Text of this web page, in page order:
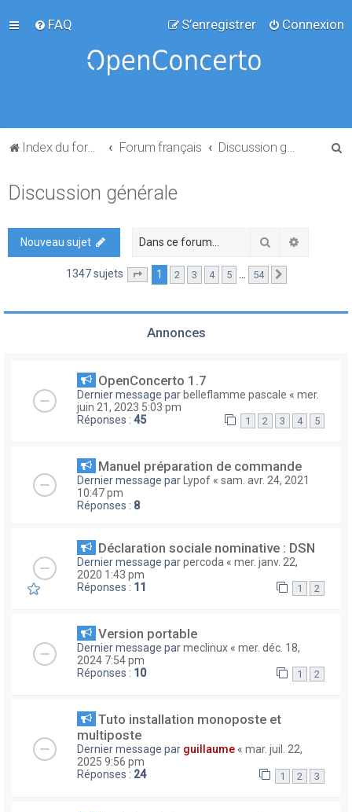
FAQ Connexion
S’enregistrer
Index du forum Forum français
Discussion générale
Nouveau sujet Rechercher
1347 sujets Page sur54
1 2 3 4 5 … 54
Annonces
OpenConcerto 1.7
Dernier message par belleflamme pascale « mer.
juin 21, 2023 5:03 pm
Réponses : 45 1 2 3 4 5
Manuel préparation de commande
Dernier message par Lypof « sam. avr. 24, 2021
10:47 pm
Réponses : 8
Déclaration sociale nominative : DSN
Dernier message parpercoda « mer. janv. 22,
2020 1:43 pm
Réponses : 11 1 2
Version portable
Dernier message parmeclinux « mer. déc. 18,
2024 7:54 pm
Réponses : 10 1 2
Tuto installation monoposte et
multiposte
Dernier message par guillaume « mar. juil. 22,
2025 9:56 pm
Réponses : 24 1 2 3